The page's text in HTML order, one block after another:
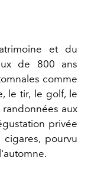
et du
de 800 ans
comme
le tir, le golf, le
randonnées aux
privée
cigares, pourvu